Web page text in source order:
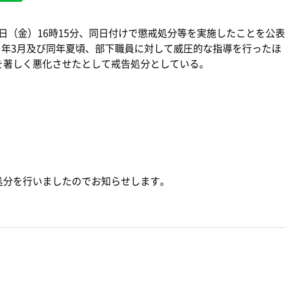
金）16時15分、同日付けで懲戒処分等を実施したことを公表
3月及び同年夏頃、部下職員に対して威圧的な指導を行ったほ
しく悪化させたとして戒告処分としている。
を行いましたのでお知らせします。